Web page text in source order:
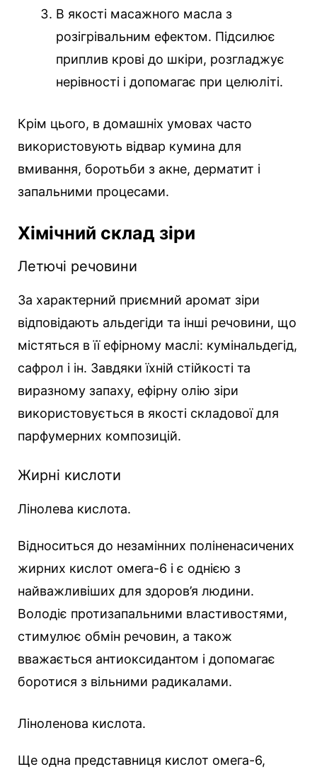
В якості масажного масла з
розігрівальним ефектом. Підсилює
приплив крові до шкіри, розгладжує
нерівності і допомагає при целюліті.
Крім цього, в домашніх умовах часто
використовують відвар кумина для
вмивання, боротьби з акне, дерматит і
запальними процесами.
Хімічний склад зіри
Летючі речовини
За характерний приємний аромат зіри
відповідають альдегіди та інші речовини, що
містяться в її ефірному маслі: кумінальдегід,
сафрол і ін. Завдяки їхній стійкості та
виразному запаху, ефірну олію зіри
використовується в якості складової для
парфумерних композицій.
Жирні кислоти
Лінолева кислота.
Відноситься до незамінних поліненасичених
жирних кислот омега-6 і є однією з
найважливіших для здоров’я людини.
Володіє протизапальними властивостями,
стимулює обмін речовин, а також
вважається антиоксидантом і допомагає
боротися з вільними радикалами.
Ліноленова кислота.
Ще одна представниця кислот омега-6,